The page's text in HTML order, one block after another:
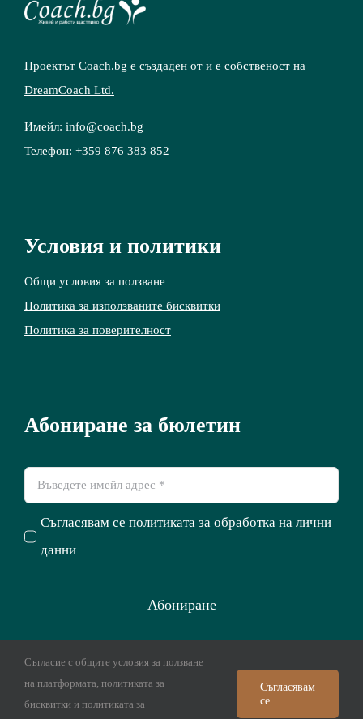
Проектът Coach.bg е създаден от и е собственост на
DreamCoach Ltd.
Имейл: info@coach.bg
Телефон: +359 876 383 852
Условия и политики
Общи условия за ползване
Политика за използваните бисквитки
Политика за поверителност
Абониране за бюлетин
Съгласявам се политиката за обработка на лични
данни
Абониране
© Copyright 2012 - 2026 | Coach.bg | Dream Coach ApS
Съгласие с общите условия за ползване
на платформата, политиката за
бисквитки и политиката за
Съгласявам
се